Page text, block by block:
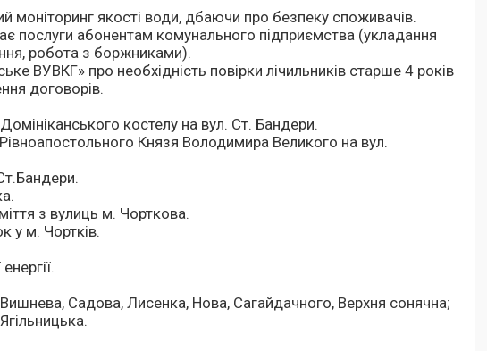
моніторинг якості води, дбаючи про безпеку споживачів.
послуги абонентам комунального підприємства (укладання
робота з боржниками).
ВУВКГ» про необхідність повірки лічильників старше 4 років
договорів.
костелу на вул. Ст. Бандери.
Князя Володимира Великого на вул.
з вулиць м. Чорткова.
у м. Чортків.
Садова, Лисенка, Нова, Сагайдачного, Верхня сонячна;